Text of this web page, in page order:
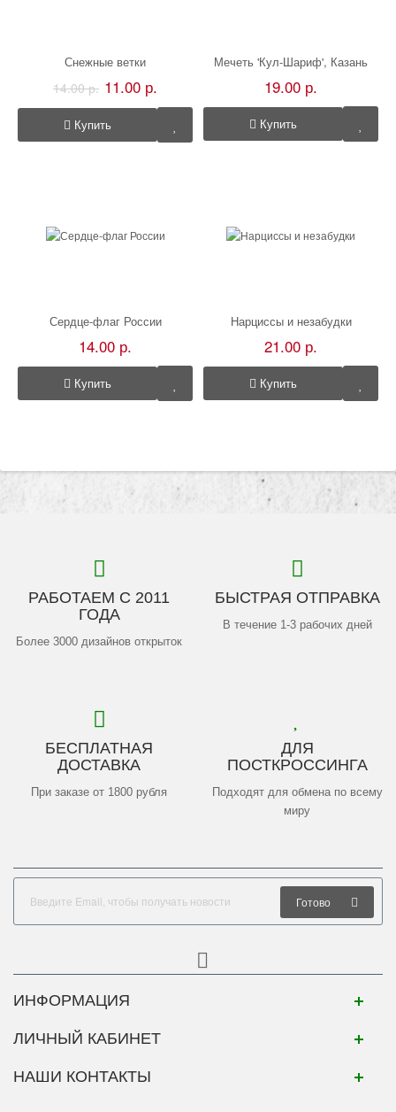
Снежные ветки
14.00 р. 11.00 р.
Купить
Мечеть 'Кул-Шариф', Казань
19.00 р.
Купить
Сердце-флаг России
14.00 р.
Купить
Нарциссы и незабудки
21.00 р.
Купить
РАБОТАЕМ С 2011
ГОДА
Более 3000 дизайнов открыток
БЫСТРАЯ ОТПРАВКА
В течение 1-3 рабочих дней
БЕСПЛАТНАЯ
ДОСТАВКА
При заказе от 1800 рубля
ДЛЯ
ПОСТКРОССИНГА
Подходят для обмена по всему
миру
Готово
ИНФОРМАЦИЯ
ЛИЧНЫЙ КАБИНЕТ
НАШИ КОНТАКТЫ